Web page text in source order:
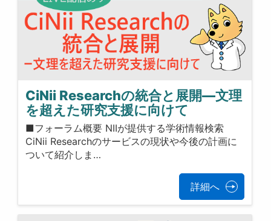
CiNii Researchの統合と展開―文理
を超えた研究支援に向けて
■フォーラム概要 NIIが提供する学術情報検索
CiNii Researchのサービスの現状や今後の計画に
ついて紹介しま…
詳細へ